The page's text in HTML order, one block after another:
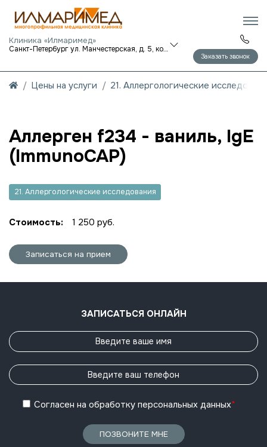
Клиника «Илмаримед»
Санкт-Петербург ул. Манчестерская, д. 5, корп. 1
Заказать звонок
Цены на услуги 21. Аллергологические
Аллерген f234 - ваниль, IgE
(ImmunoCAP)
21. Аллергологические исследования
Стоимость: 1 250 руб.
Записаться на прием
ЗАПИСАТЬСЯ ОНЛАЙН
Согласен на обработку персональных данных*
ПОЗВОНИТЕ МНЕ